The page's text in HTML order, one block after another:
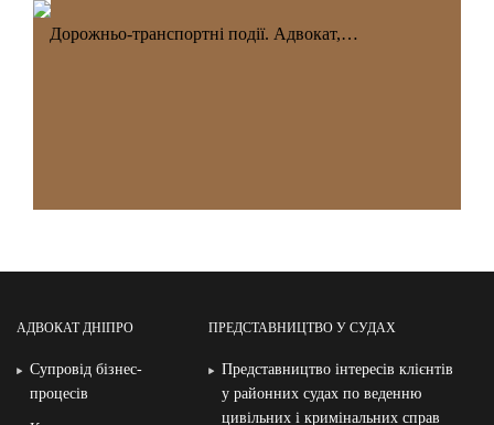
Дорожньо-транспортні події. Адвокат,…
АДВОКАТ ДНІПРО
Супровід бізнес-
процесів
ПРЕДСТАВНИЦТВО У СУДАХ
Представництво інтересів клієнтів
у районних судах по веденню
цивільних і кримінальних справ